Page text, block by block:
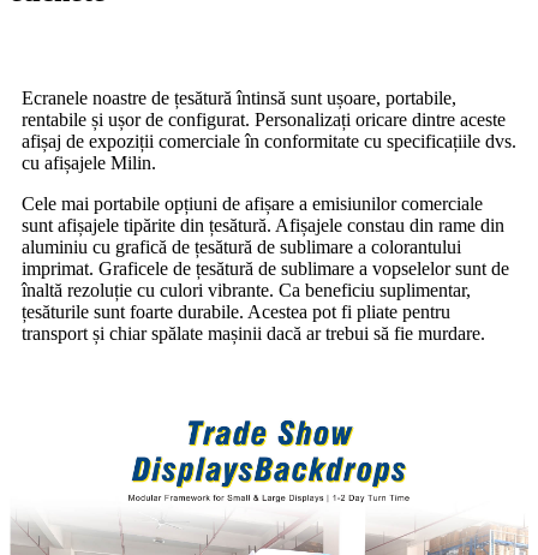
Ecranele noastre de țesătură întinsă sunt ușoare, portabile,
rentabile și ușor de configurat. Personalizați oricare dintre aceste
afișaj de expoziții comerciale în conformitate cu specificațiile dvs.
cu afișajele Milin.
Cele mai portabile opțiuni de afișare a emisiunilor comerciale
sunt afișajele tipărite din țesătură. Afișajele constau din rame din
aluminiu cu grafică de țesătură de sublimare a colorantului
imprimat. Graficele de țesătură de sublimare a vopselelor sunt de
înaltă rezoluție cu culori vibrante. Ca beneficiu suplimentar,
țesăturile sunt foarte durabile. Acestea pot fi pliate pentru
transport și chiar spălate mașinii dacă ar trebui să fie murdare.